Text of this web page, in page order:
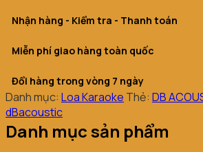
Nhận hàng - Kiểm tra - Thanh toán
Miễn phí giao hàng toàn quốc
Đổi hàng trong vòng 7 ngày
Danh mục: Loa Karaoke Thẻ: DB
dBacoustic
Danh mục sản phẩm